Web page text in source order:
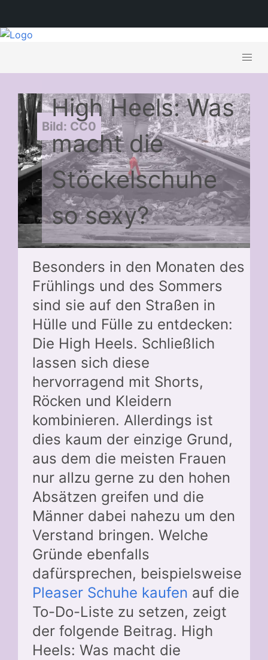
Bild: CC0
High Heels: Was
macht die
Stöckelschuhe
so sexy?
Besonders in den Monaten des
Frühlings und des Sommers
sind sie auf den Straßen in
Hülle und Fülle zu entdecken:
Die High Heels. Schließlich
lassen sich diese
hervorragend mit Shorts,
Röcken und Kleidern
kombinieren. Allerdings ist
dies kaum der einzige Grund,
aus dem die meisten Frauen
nur allzu gerne zu den hohen
Absätzen greifen und die
Männer dabei nahezu um den
Verstand bringen. Welche
Gründe ebenfalls
dafürsprechen, beispielsweise
Pleaser Schuhe kaufen auf die
To-Do-Liste zu setzen, zeigt
der folgende Beitrag. High
Heels: Was macht die